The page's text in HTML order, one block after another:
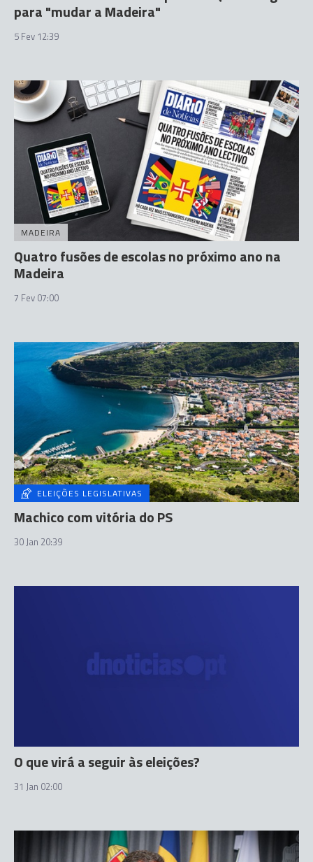
para "mudar a Madeira"
5 Fev 12:39
MADEIRA
Quatro fusões de escolas no próximo ano na
Madeira
7 Fev 07:00
ELEIÇÕES LEGISLATIVAS
Machico com vitória do PS
30 Jan 20:39
O que virá a seguir às eleições?
31 Jan 02:00